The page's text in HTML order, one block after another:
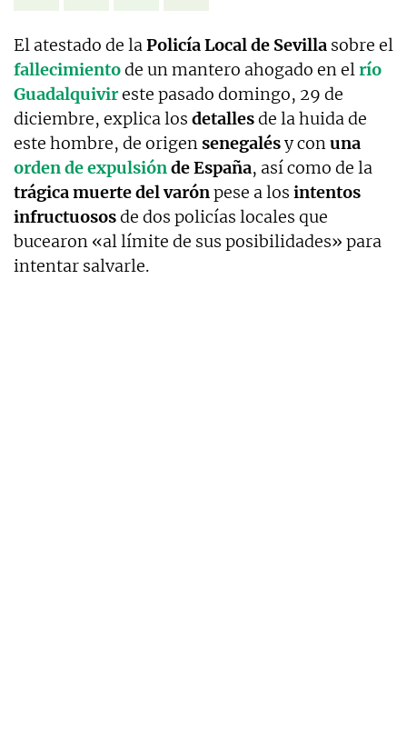
El atestado de laPolicía Local de Sevilla sobre el
fallecimientode un mantero ahogado en elrío
Guadalquivireste pasado domingo, 29 de
diciembre, explica los detallesde la huida de
este hombre, de origensenegalésy conuna
orden de expulsiónde España, así como de la
trágica muerte del varónpese a los intentos
infructuososde dos policías locales que
bucearon «al límite de sus posibilidades» para
intentar salvarle.